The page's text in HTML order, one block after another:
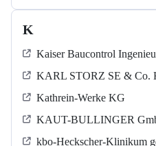
K
Kaiser Baucontrol
KARL STORZ SE & Co.
Kathrein-Werke KG
KAUT-BULLINGER
kbo-Heckscher-Klinikum